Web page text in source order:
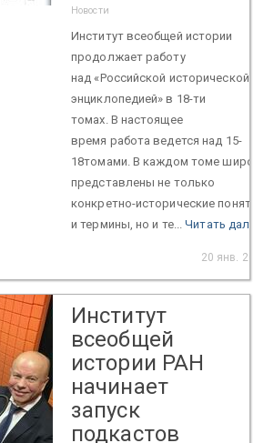
Новости
Институт всеобщей истории
продолжает работу
над «Российской исторической
энциклопедией» в 18-ти
томах. В настоящее
время работа ведется над 15-
18томами. В каждом томе
представлены не только
конкретно-исторические понятия
и термины, но и те...Читать далее
20 янв.
Институт
всеобщей
истории РАН
начинает
запуск
подкастов